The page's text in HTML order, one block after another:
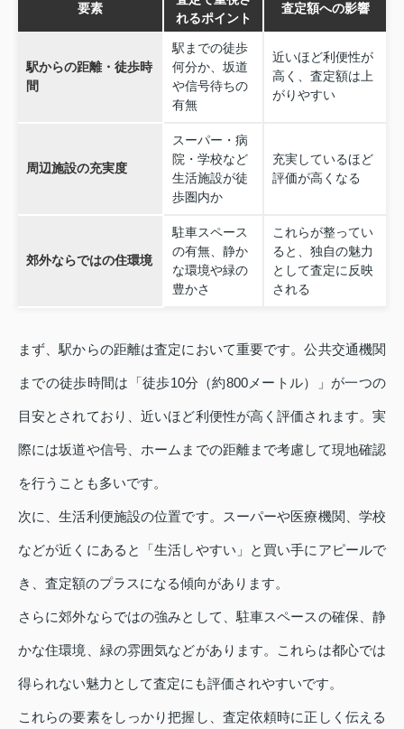
要素
れるポイント
査定額への影響
駅からの距離・徒歩時
間
駅までの徒歩
何分か、坂道
や信号待ちの
有無
近いほど利便性が
高く、査定額は上
がりやすい
周辺施設の充実度
スーパー・病
院・学校など
生活施設が徒
歩圏内か
充実しているほど
評価が高くなる
郊外ならではの住環境
駐車スペース
の有無、静か
な環境や緑の
豊かさ
これらが整ってい
ると、独自の魅力
として査定に反映
される
まず、駅からの距離は査定において重要です。公共交通機関
までの徒歩時間は「徒歩10分（約800メートル）」が一つの
目安とされており、近いほど利便性が高く評価されます。実
際には坂道や信号、ホームまでの距離まで考慮して現地確認
を行うことも多いです。
次に、生活利便施設の位置です。スーパーや医療機関、学校
などが近くにあると「生活しやすい」と買い手にアピールで
き、査定額のプラスになる傾向があります。
さらに郊外ならではの強みとして、駐車スペースの確保、静
かな住環境、緑の雰囲気などがあります。これらは都心では
得られない魅力として査定にも評価されやすいです。
これらの要素をしっかり把握し、査定依頼時に正しく伝える